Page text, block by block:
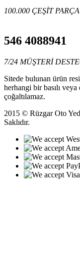
100.000 ÇEŞİT PARÇA
546 4088941
7/24 MÜŞTERİ
Sitede bulunan ürün
herhangi bir basılı
çoğaltılamaz.
2015 © Rüzgar Oto
Saklıdır.